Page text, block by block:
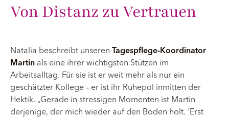
Von Distanz zu Vertrauen
Natalia beschreibt unseren
Tagespflege-Koordinator
Martin als eine ihrer wichtigsten Stützen im
Arbeitsalltag. Für sie ist er weit mehr als nur ein
geschätzter Kollege – er ist ihr Ruhepol inmitten der
Hektik. „Gerade in stressigen Momenten ist Martin
derjenige, der mich wieder auf den Boden holt. 'Erst